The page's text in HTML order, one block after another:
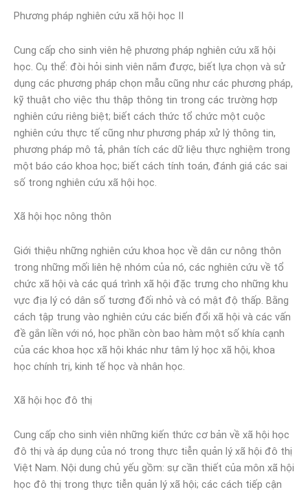
Phương pháp nghiên cứu xã hội học II
Cung cấp cho sinh viên hệ phương pháp nghiên cứu xã hội
học. Cụ thể: đòi hỏi sinh viên nắm được, biết lựa chọn và sử
dụng các phương pháp chọn mẫu cũng như các phương pháp,
kỹ thuật cho việc thu thập thông tin trong các trường hợp
nghiên cứu riêng biệt; biết cách thức tổ chức một cuộc
nghiên cứu thực tế cũng như phương pháp xử lý thông tin,
phương pháp mô tả, phân tích các dữ liệu thực nghiệm trong
một báo cáo khoa học; biết cách tính toán, đánh giá các sai
số trong nghiên cứu xã hội học.
Xã hội học nông thôn
Giới thiệu những nghiên cứu khoa học về dân cư nông thôn
trong những mối liên hệ nhóm của nó, các nghiên cứu về tổ
chức xã hội và các quá trình xã hội đặc trưng cho những khu
vực địa lý có dân số tương đối nhỏ và có mật độ thấp. Bằng
cách tập trung vào nghiên cứu các biến đổi xã hội và các vấn
đề gắn liền với nó, học phần còn bao hàm một số khía cạnh
của các khoa học xã hội khác như tâm lý học xã hội, khoa
học chính trị, kinh tế học và nhân học.
Xã hội học đô thị
Cung cấp cho sinh viên những kiến thức cơ bản về xã hội học
đô thị và áp dụng của nó trong thực tiễn quản lý xã hội đô thị
Việt Nam. Nội dung chủ yếu gồm: sự cần thiết của môn xã hội
học đô thị trong thực tiễn quản lý xã hội; các cách tiếp cận